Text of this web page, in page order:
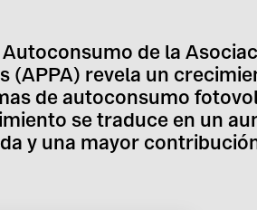
de la
(APPA) revela un
de autoconsumo
se traduce en un
y una mayor